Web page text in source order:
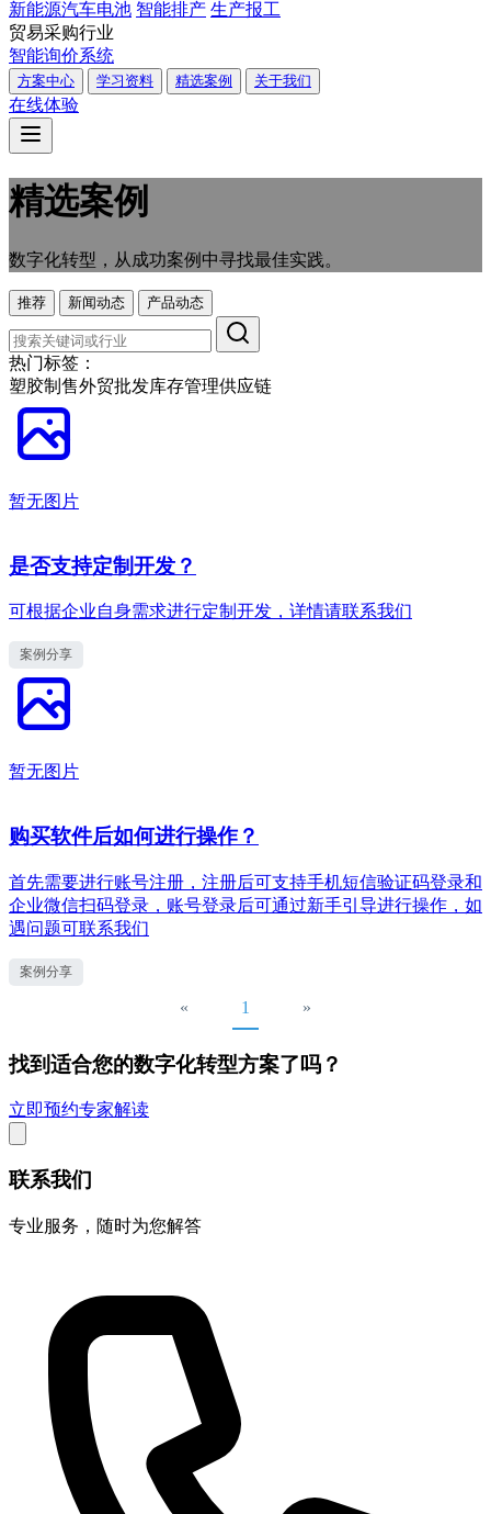
新能源汽车电池 智能排产 生产报工
贸易采购行业
智能询价系统
方案中心 学习资料 精选案例 关于我们
在线体验
精选案例
数字化转型，从成功案例中寻找最佳实践。
推荐 新闻动态 产品动态
热门标签：
塑胶制售外贸批发库存管理供应链
暂无图片
是否支持定制开发？
可根据企业自身需求进行定制开发，详情请联系我们
案例分享
暂无图片
购买软件后如何进行操作？
首先需要进行账号注册，注册后可支持手机短信验证码登录和
企业微信扫码登录，账号登录后可通过新手引导进行操作，如
遇问题可联系我们
案例分享
« 1 »
找到适合您的数字化转型方案了吗？
立即预约专家解读
联系我们
专业服务，随时为您解答